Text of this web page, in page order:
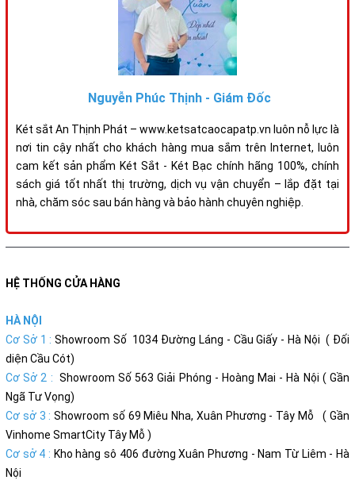
Nguyễn Phúc Thịnh - Giám Đốc
Két sắt An Thịnh Phát – www.ketsatcaocapatp.vn luôn nỗ lực là
nơi tin cậy nhất cho khách hàng mua sắm trên Internet, luôn
cam kết sản phẩm Két Sắt - Két Bạc chính hãng 100%, chính
sách giá tốt nhất thị trường, dịch vụ vận chuyển – lắp đặt tại
nhà, chăm sóc sau bán hàng và bảo hành chuyên nghiệp.
HỆ THỐNG CỬA HÀNG
HÀ NỘI
Cơ Sở 1 : Showroom Số 1034 Đường Láng - Cầu Giấy - Hà Nội ( Đối
diện Cầu Cót)
Cơ Sở 2 : Showroom Số 563 Giải Phóng - Hoàng Mai - Hà Nội ( Gần
Ngã Tư Vọng)
Cơ sở 3 : Showroom số 69 Miêu Nha, Xuân Phương - Tây Mỗ ( Gần
Vinhome SmartCity Tây Mỗ )
Cơ sở 4 : Kho hàng sô 406 đường Xuân Phương - Nam Từ Liêm - Hà
Nội